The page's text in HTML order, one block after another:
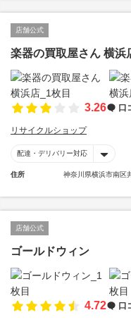
店舗公式
楽器の買取屋さん 横浜
3.26 口
リサイクルショップ
配達・デリバリー対応
住所 神奈川県横浜市南区
店舗公式
ゴールドウィン
4.72 口